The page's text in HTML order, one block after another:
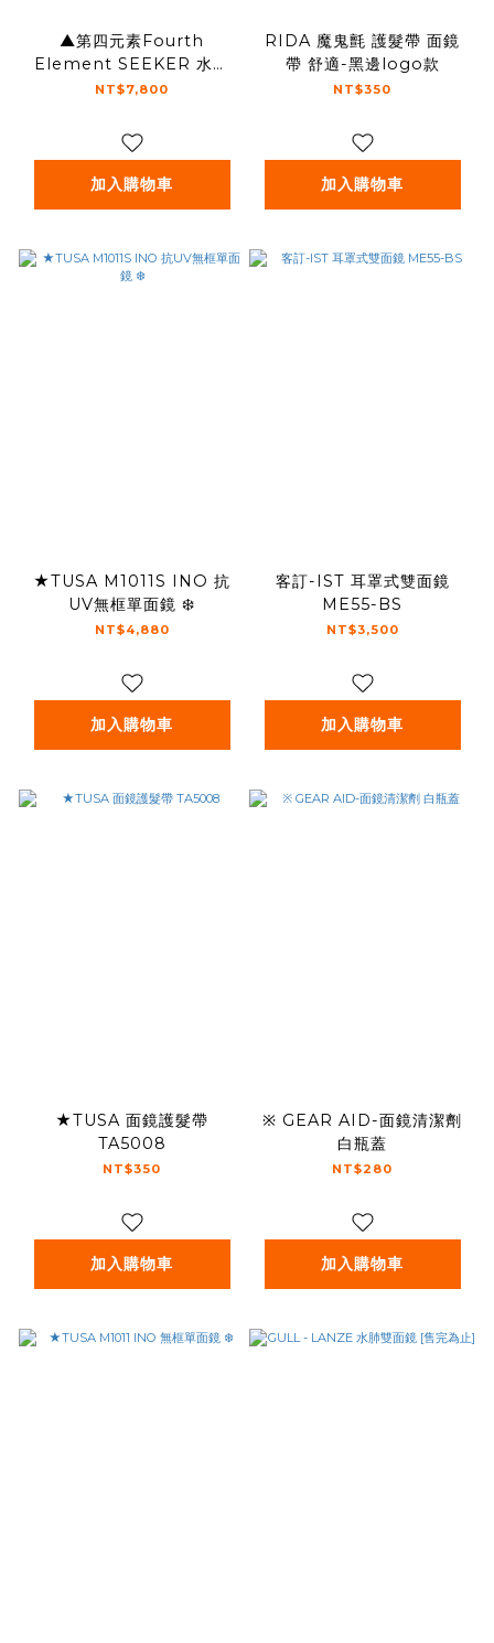
▲第四元素Fourth
Element SEEKER 水肺
單面鏡
NT$7,800
加入購物車
RIDA 魔鬼氈 護髮帶 面鏡
帶 舒適-黑邊logo款
NT$350
加入購物車
★TUSA M1011S INO 抗
UV無框單面鏡 ❄️
NT$4,880
加入購物車
客訂-IST 耳罩式雙面鏡
ME55-BS
NT$3,500
加入購物車
★TUSA 面鏡護髮帶
TA5008
NT$350
加入購物車
※ GEAR AID-面鏡清潔劑
白瓶蓋
NT$280
加入購物車